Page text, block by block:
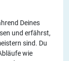
Deines
und erfährst,
sind. Du
wie